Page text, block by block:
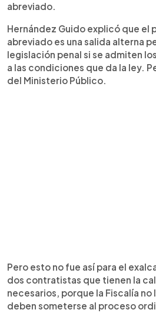
abreviado.
Hernández Guido explicó que el
abreviado es una salida alterna
legislación penal si se admiten
a las condiciones que da la ley.
del Ministerio Público.
Pero esto no fue así para el
dos contratistas que tienen la
necesarios, porque la Fiscalía
deben someterse al proceso